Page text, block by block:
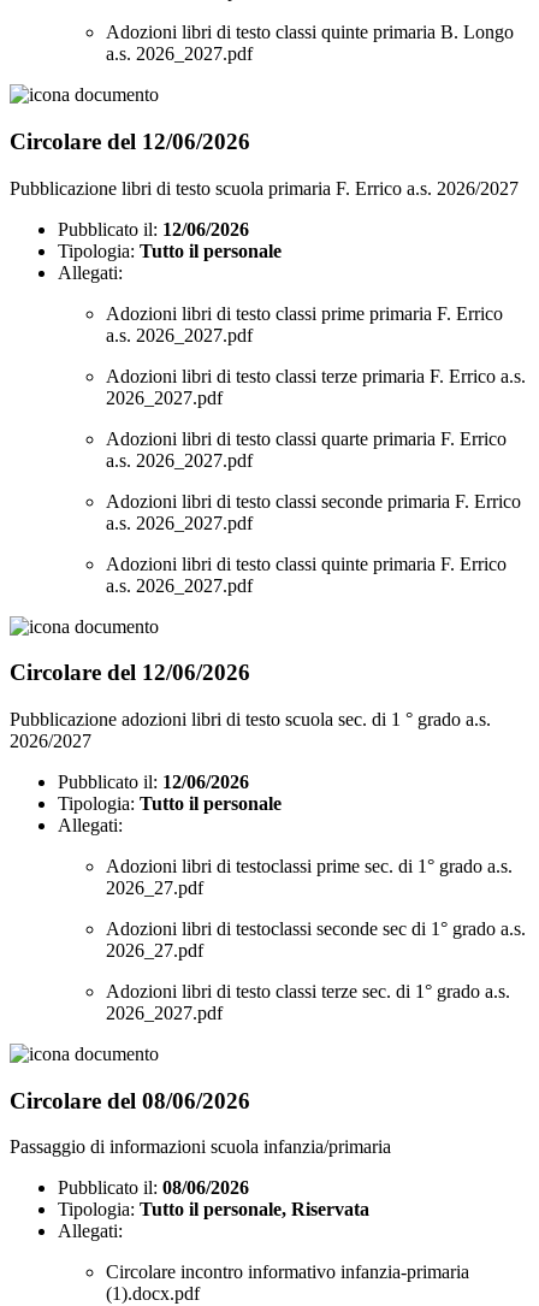
Adozioni libri di testo classi quinte primaria B. Longo
a.s. 2026_2027.pdf
Circolare del 12/06/2026
Pubblicazione libri di testo scuola primaria F. Errico a.s. 2026/2027
Pubblicato il: 12/06/2026
Tipologia: Tutto il personale
Allegati:
Adozioni libri di testo classi prime primaria F. Errico
a.s. 2026_2027.pdf
Adozioni libri di testo classi terze primaria F. Errico a.s.
2026_2027.pdf
Adozioni libri di testo classi quarte primaria F. Errico
a.s. 2026_2027.pdf
Adozioni libri di testo classi seconde primaria F. Errico
a.s. 2026_2027.pdf
Adozioni libri di testo classi quinte primaria F. Errico
a.s. 2026_2027.pdf
Circolare del 12/06/2026
Pubblicazione adozioni libri di testo scuola sec. di 1 ° grado a.s.
2026/2027
Pubblicato il: 12/06/2026
Tipologia: Tutto il personale
Allegati:
Adozioni libri di testoclassi prime sec. di 1° grado a.s.
2026_27.pdf
Adozioni libri di testoclassi seconde sec di 1° grado a.s.
2026_27.pdf
Adozioni libri di testo classi terze sec. di 1° grado a.s.
2026_2027.pdf
Circolare del 08/06/2026
Passaggio di informazioni scuola infanzia/primaria
Pubblicato il: 08/06/2026
Tipologia: Tutto il personale, Riservata
Allegati:
Circolare incontro informativo infanzia-primaria
(1).docx.pdf